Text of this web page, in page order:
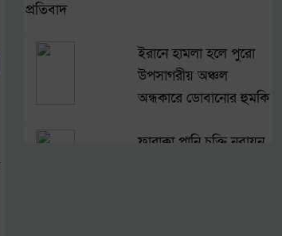
প্রতিবাদ
ইরানে হামলা হলে পুরো
উপসাগরীয় অঞ্চল
অন্ধকারে ডোবানোর হুমকি
ফারাক্কা পানি চুক্তি নবায়ন